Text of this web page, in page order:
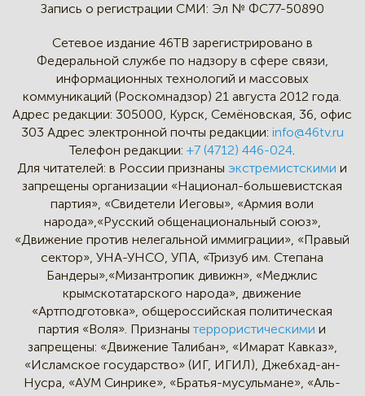
Запись о регистрации СМИ: Эл № ФС77-50890
Сетевое издание 46ТВ зарегистрировано в
Федеральной службе по надзору в сфере связи,
информационных технологий и массовых
коммуникаций (Роскомнадзор) 21 августа 2012 года.
Адрес редакции: 305000, Курск, Семёновская, 36, офис
303 Адрес электронной почты редакции: info@46tv.ru
Телефон редакции: +7 (4712) 446-024.
Для читателей: в России признаныэкстремистскими и
запрещены организации «Национал-большевистская
партия», «Свидетели Иеговы», «Армия воли
народа»,«Русский общенациональный союз»,
«Движение против нелегальной иммиграции», «Правый
сектор», УНА-УНСО, УПА, «Тризуб им. Степана
Бандеры»,«Мизантропик дивижн», «Меджлис
крымскотатарского народа», движение
«Артподготовка», общероссийская политическая
партия «Воля». Признанытеррористическими и
запрещены: «Движение Талибан», «Имарат Кавказ»,
«Исламское государство» (ИГ, ИГИЛ), Джебхад-ан-
Нусра, «АУМ Синрике», «Братья-мусульмане», «Аль-